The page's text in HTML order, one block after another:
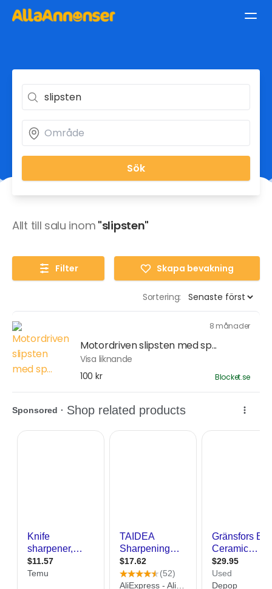
Sök
Allt till salu inom "slipsten"
Filter Skapa bevakning
Sortering:
8 månader
Motordriven slipsten med sp...
Visa liknande
100 kr
Blocket.se